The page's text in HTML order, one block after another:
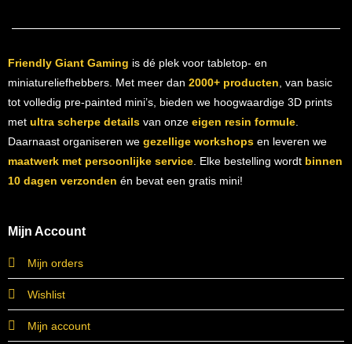
Friendly Giant Gaming is dé plek voor tabletop- en
miniatureliefhebbers. Met meer dan 2000+ producten , van basic
tot volledig pre-painted mini’s, bieden we hoogwaardige 3D prints
met ultra scherpe detailsvan onze eigen resin formule.
Daarnaast organiseren we gezellige workshopsen leveren we
maatwerk met persoonlijke service. Elke bestelling wordt binnen
10 dagen verzonden én bevat een gratis mini!
Mijn Account
Mijn orders
Wishlist
Mijn account